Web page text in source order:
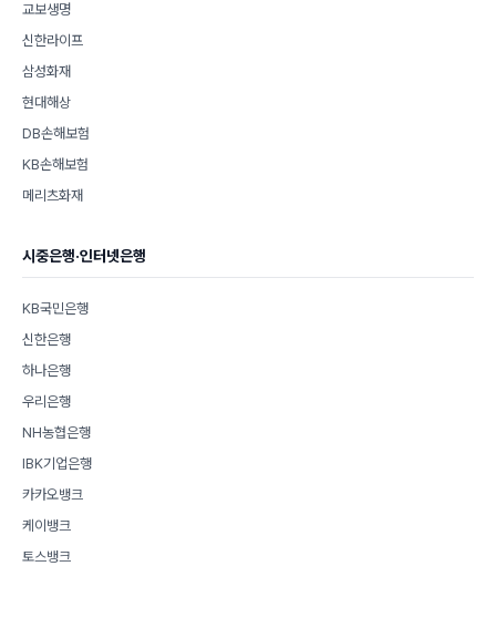
교보생명
신한라이프
삼성화재
현대해상
DB손해보험
KB손해보험
메리츠화재
시중은행·인터넷은행
KB국민은행
신한은행
하나은행
우리은행
NH농협은행
IBK기업은행
카카오뱅크
케이뱅크
토스뱅크